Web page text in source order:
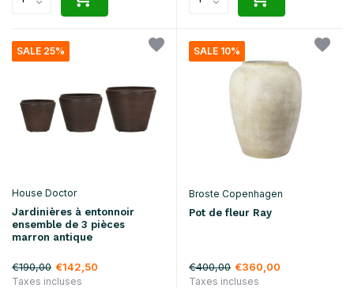
SALE 25%
House Doctor
Jardinières à entonnoir
ensemble de 3 pièces
marron antique
€190,00 €142,50
Taxes incluses
SALE 10%
Broste Copenhagen
Pot de fleur Ray
€400,00 €360,00
Taxes incluses